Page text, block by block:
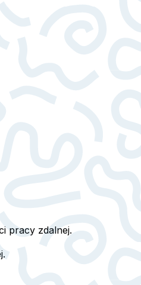
pracy zdalnej.